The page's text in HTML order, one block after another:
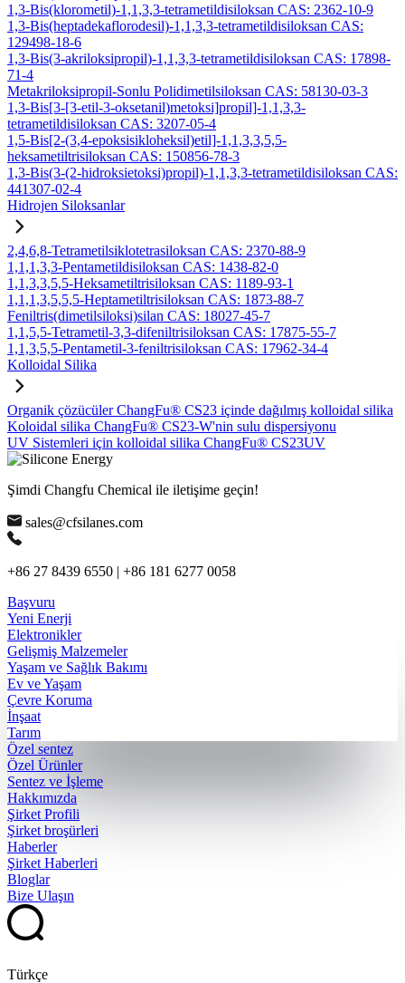
1,3-Bis(klorometil)-1,1,3,3-tetrametildisiloksan CAS: 2362-10-9
1,3-Bis(heptadekaflorodesil)-1,1,3,3-tetrametildisiloksan CAS:
129498-18-6
1,3-Bis(3-akriloksipropil)-1,1,3,3-tetrametildisiloksan CAS: 17898-
71-4
Metakriloksipropil-Sonlu Polidimetilsiloksan CAS: 58130-03-3
1,3-Bis[3-[3-etil-3-oksetanil)metoksi]propil]-1,1,3,3-
tetrametildisiloksan CAS: 3207-05-4
1,5-Bis[2-(3,4-epoksisikloheksil)etil]-1,1,3,3,5,5-
heksametiltrisiloksan CAS: 150856-78-3
1,3-Bis(3-(2-hidroksietoksi)propil)-1,1,3,3-tetrametildisiloksan CAS:
441307-02-4
Hidrojen Siloksanlar
2,4,6,8-Tetrametilsiklotetrasiloksan CAS: 2370-88-9
1,1,1,3,3-Pentametildisiloksan CAS: 1438-82-0
1,1,3,3,5,5-Heksametiltrisiloksan CAS: 1189-93-1
1,1,1,3,5,5,5-Heptametiltrisiloksan CAS: 1873-88-7
Feniltris(dimetilsiloksi)silan CAS: 18027-45-7
1,1,5,5-Tetrametil-3,3-difeniltrisiloksan CAS: 17875-55-7
1,1,3,5,5-Pentametil-3-feniltrisiloksan CAS: 17962-34-4
Kolloidal Silika
Organik çözücüler ChangFu® CS23 içinde dağılmış kolloidal silika
Koloidal silika ChangFu® CS23-W'nin sulu dispersiyonu
UV Sistemleri için kolloidal silika ChangFu® CS23UV
Şimdi Changfu Chemical ile iletişime geçin!
sales@cfsilanes.com
+86 27 8439 6550 | +86 181 6277 0058
Başvuru
Yeni Enerji
Elektronikler
Gelişmiş Malzemeler
Yaşam ve Sağlık Bakımı
Ev ve Yaşam
Çevre Koruma
İnşaat
Tarım
Özel sentez
Özel Ürünler
Sentez ve İşleme
Hakkımızda
Şirket Profili
Şirket broşürleri
Haberler
Şirket Haberleri
Bloglar
Bize Ulaşın
Türkçe